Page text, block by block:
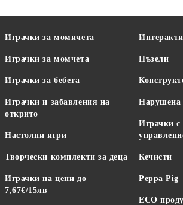
Играчки за момичета
Играчки за момчета
Играчки за бебета
Играчки и забавления на
открито
Настолни игри
Творчески комплекти за деца
Играчки на цени до
7,67€/15лв
Пъзели
Нарушена
Играчки с
Кечисти
Peppa Pig
ECO